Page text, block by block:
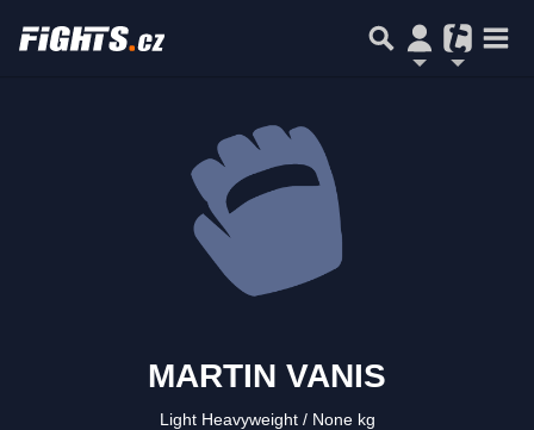
MARTIN VANIS
Light Heavyweight None kg